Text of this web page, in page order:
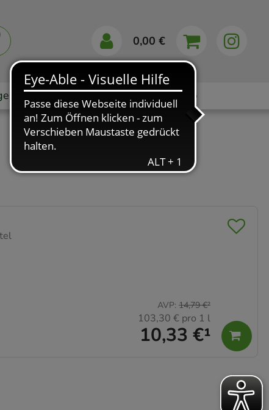
0,00 €
Markenshops Ratgeber App
10,33 €¹
AVP: 14,79 €²
103,30 € pro 1 l